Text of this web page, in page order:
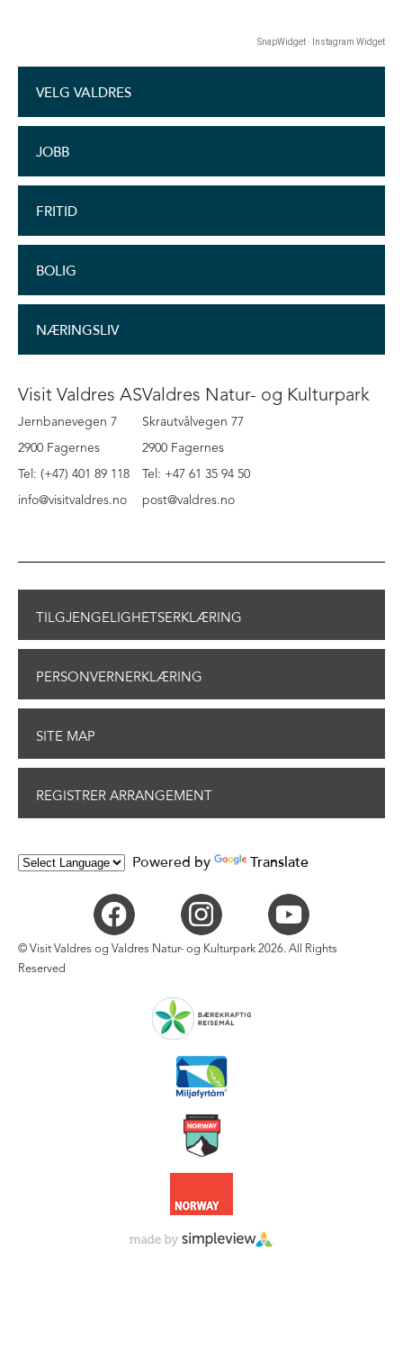
SnapWidget · Instagram Widget
VELG VALDRES
JOBB
FRITID
BOLIG
NÆRINGSLIV
Visit Valdres AS
Jernbanevegen 7
2900 Fagernes
Tel: (+47) 401 89 118
info@visitvaldres.no
Valdres Natur- og Kulturpark
Skrautvålvegen 77
2900 Fagernes
Tel: +47 61 35 94 50
post@valdres.no
TILGJENGELIGHETSERKLÆRING
PERSONVERNERKLÆRING
SITE MAP
REGISTRER ARRANGEMENT
Powered by Translate
© Visit Valdres og Valdres Natur- og Kulturpark 2026. All Rights
Reserved